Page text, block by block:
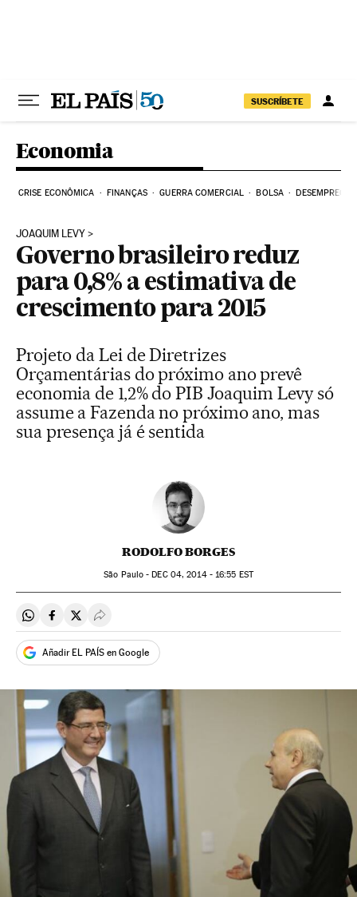
SUSCRÍBETE
Economia
CRISE ECONÔMICA FINANÇAS GUERRA COMERCIAL BOLSA DESEMPREGO
JOAQUIM LEVY
Governo brasileiro reduz
para 0,8% a estimativa de
crescimento para 2015
Projeto da Lei de Diretrizes
Orçamentárias do próximo ano prevê
economia de 1,2% do PIB Joaquim Levy só
assume a Fazenda no próximo ano, mas
sua presença já é sentida
RODOLFO BORGES
São Paulo -DEC04, 2014 - 16:55 EST
Compartir en Whatsapp
Compartir en Facebook
Compartir en Twitter
Desplegar Redes Sociales
Añadir EL PAÍS en Google